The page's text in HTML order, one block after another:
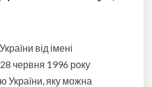
від імені
червня 1996 року
України, яку можна